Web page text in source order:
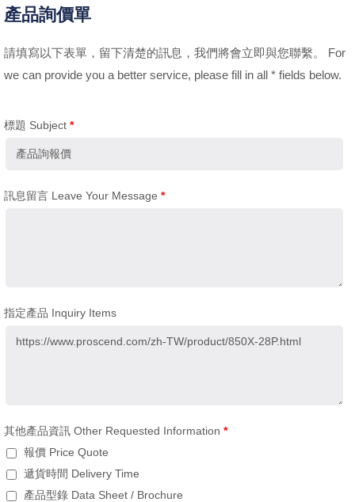
產品詢價單
請填寫以下表單，留下清楚的訊息，我們將會立即與您聯繫。 For
we can provide you a better service, please fill in all * fields below.
標題 Subject *
訊息留言 Leave Your Message *
指定產品 Inquiry Items
其他產品資訊 Other Requested Information *
報價 Price Quote
遞貨時間 Delivery Time
產品型錄 Data Sheet / Brochure